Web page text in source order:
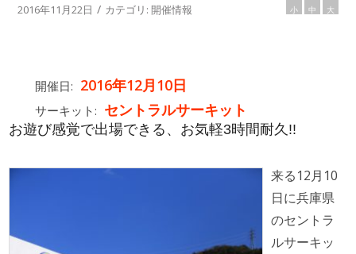
2016年11月22日 / カテゴリ: 開催情報 小 中 大
開催日: 2016年12月10日
サーキット: セントラルサーキット
お遊び感覚で出場できる、お気軽3時間耐久!!
来る12月10
日に兵庫県
のセントラ
ルサーキッ